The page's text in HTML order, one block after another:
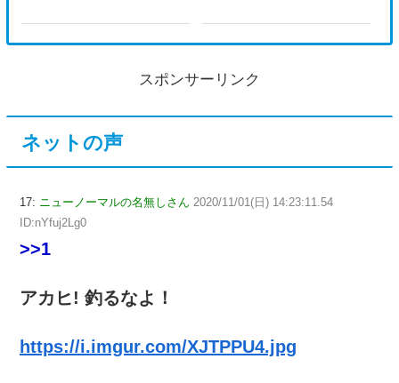
スポンサーリンク
ネットの声
17: ニューノーマルの名無しさん 2020/11/01(日) 14:23:11.54
ID:nYfuj2Lg0
>>1
アカヒ! 釣るなよ！
https://i.imgur.com/XJTPPU4.jpg